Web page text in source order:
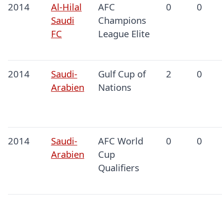
2014
Al-Hilal
Saudi
FC
AFC
Champions
League Elite
0 0
2014
Saudi-
Arabien
Gulf Cup of
Nations
2 0
2014
Saudi-
Arabien
AFC World
Cup
Qualifiers
0 0